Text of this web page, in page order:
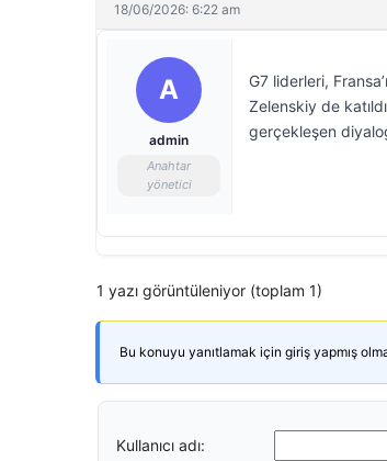
18/06/2026: 6:22 am
A
admin
Anahtar
yönetici
G7 liderleri,
Zelenskiy de
gerçekleşen
1 yazı görüntüleniyor (toplam 1)
Bu konuyu yanıtlamak için giriş yapmış
Kullanıcı adı: